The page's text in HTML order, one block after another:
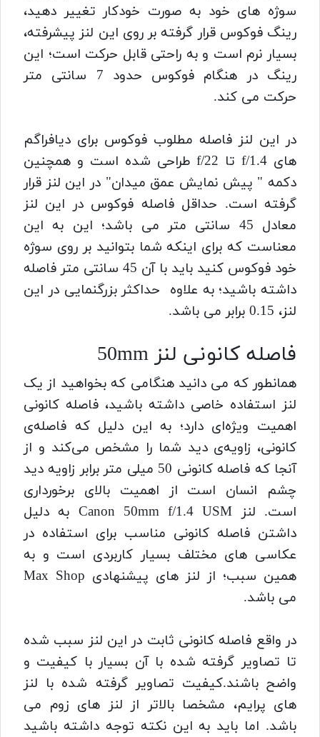
سوژه های خود به صورت خودکار تغییر دهید،
رینگ فوکوس قرار گرفته بر روی این لنز پیشرفته،
بسیار نرم است و به راحتی قابل حرکت است؛ این
رینگ در هنگام فوکوس حدود 7 سانتی متر
حرکت می کند.
در این لنز فاصله‌ مطلوب فوکوس برای دیافراگم
های f/1.4 تا f/22 طراحی شده است و همچنین
دکمه‌ " پیش‌ نمایش عمق میدان" در این لنز قرار
گرفته است. حداقل فاصله فوکوس در این لنز
معادل 45 سانتی متر می باشد؛ این به این
معناست که برای اینکه شما بتوانید بر روی سوژه
خود فوکوس کنید باید با آن 45 سانتی متر فاصله
داشته باشید؛ به علاوه حداکثر بزرگنمایی در این
لنز، 0.15 برابر می باشد.
فاصله کانونی لنز 50mm
همانطور که می دانید هنگامی که بخواهید از یک
لنز استفاده خاصی داشته باشید، فاصله‌ کانونی
اهمیت ویژه‌ای دارد؛ به این دلیل که فاصله‌ی
کانونی، زاویه‌ی دید شما را مشخص می‌کند و از
آنجا که فاصله کانونی 50 میلی متر برابر زاویه دید
چشم انسان است از اهمیت بالای برخورداری
است.
لنز Canon 50mm f/1.4 USM به دلیل
داشتن فاصله کانونی مناسب برای استفاده در
عکاسی های مختلف بسیار کاربردی است و به
همین سبب؛ از لنز های پیشنهادی Max Shop
می باشد.
در واقع فاصله کانونی ثابت در این لنز سبب شده
تا تصاویر گرفته شده با آن بسیار با کیفیت و
واضح باشند.کیفیت تصاویر گرفته شده با لنز
های پرایم، مشخصا بالاتر از لنز های زوم می
باشد. اما باید به این نکته توجه داشته باشید